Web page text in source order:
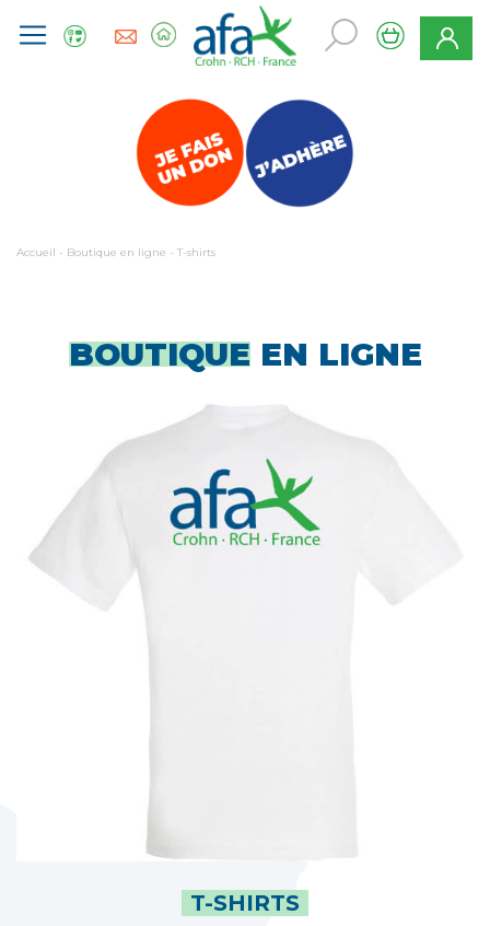
Accueil - Boutique en ligne - T-shirts
BOUTIQUEEN LIGNE
T-SHIRTS